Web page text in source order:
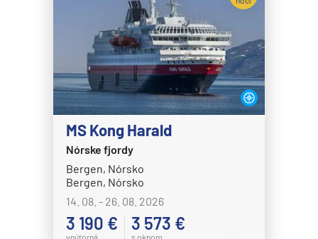
Explora II
Explora III
Explora IV
Explora V
Explora VI
Hapag-Lloyd Cruises
HANSEATIC inspiration
HANSEATIC nature
HANSEATIC spirit
MS Kong Harald
Nórske fjordy
Bergen, Nórsko
Bergen, Nórsko
14. 08. - 26. 08. 2026
3 190 €
vnútorná
3 573 €
s oknom